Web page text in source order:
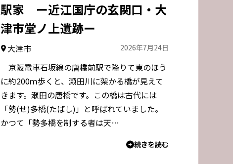
駅家 ー近江国庁の玄関口・大
津市堂ノ上遺跡ー
大津市 2026年7月24日
京阪電車石坂線の唐橋前駅で降りて東のほう
に約200ｍ歩くと、瀬田川に架かる橋が見えて
きます。瀬田の唐橋です。この橋は古代には
「勢(せ)多橋(たばし)」と呼ばれていました。
かつて「勢多橋を制する者は天…
続きを読む